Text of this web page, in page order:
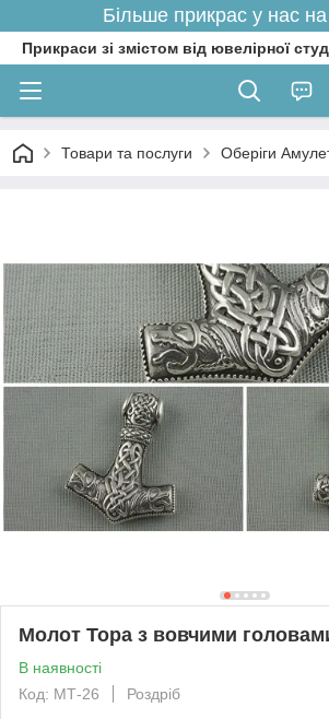
Більше прикрас у нас на
Прикраси зі змістом від ювелірної
Товари та послуги Оберіги
Молот Тора з вовчими
В наявності
Код: МТ-26
Роздріб